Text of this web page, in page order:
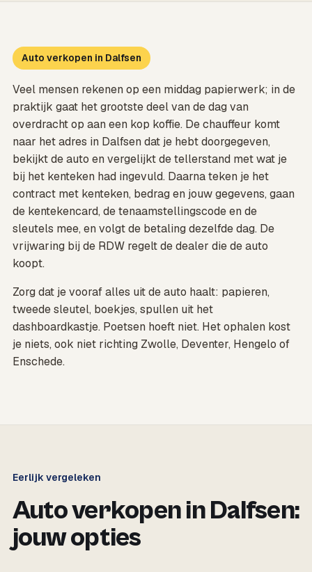
Auto verkopen in Dalfsen
Veel mensen rekenen op een middag papierwerk; in de
praktijk gaat het grootste deel van de dag van
overdracht op aan een kop koffie. De chauffeur komt
naar het adres in Dalfsen dat je hebt doorgegeven,
bekijkt de auto en vergelijkt de tellerstand met wat je
bij het kenteken had ingevuld. Daarna teken je het
contract met kenteken, bedrag en jouw gegevens, gaan
de kentekencard, de tenaamstellingscode en de
sleutels mee, en volgt de betaling dezelfde dag. De
vrijwaring bij de RDW regelt de dealer die de auto
koopt.
Zorg dat je vooraf alles uit de auto haalt: papieren,
tweede sleutel, boekjes, spullen uit het
dashboardkastje. Poetsen hoeft niet. Het ophalen kost
je niets, ook niet richting Zwolle, Deventer, Hengelo of
Enschede.
Eerlijk vergeleken
Auto verkopen in Dalfsen:
jouw opties